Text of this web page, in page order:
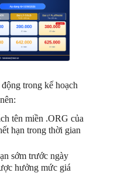
trong kế hoạch
tên miền .ORG của
hạn trong thời gian
sớm trước ngày
hưởng mức giá